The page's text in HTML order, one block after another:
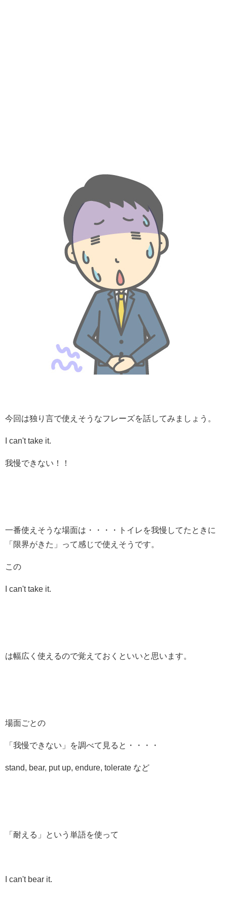
今回は独り言で使えそうなフレーズを話してみましょう。
I can't take it.
我慢できない！！
一番使えそうな場面は・・・・トイレを我慢してたときに
「限界がきた」って感じで使えそうです。
この
I can't take it.
は幅広く使えるので覚えておくといいと思います。
場面ごとの
「我慢できない」を調べて見ると・・・・
stand, bear, put up, endure, tolerate など
「耐える」という単語を使って
I can't bear it.